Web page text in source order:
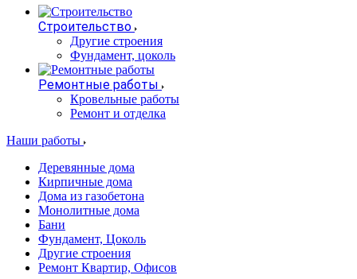
Строительство
Другие строения
Фундамент, цоколь
Ремонтные работы
Кровельные работы
Ремонт и отделка
Наши работы
Деревянные дома
Кирпичные дома
Дома из газобетона
Монолитные дома
Бани
Фундамент, Цоколь
Другие строения
Ремонт Квартир, Офисов